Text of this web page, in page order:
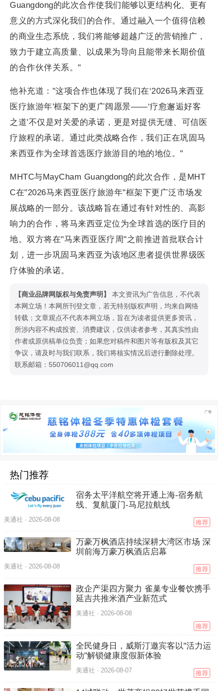
Guangdong的此次合作使我们能够以更结构化、更有
意义的方式深化我们的合作。通过融入一个值得信赖
的商业生态系统，我们将能够超越广泛的营销推广，
致力于建立高质量、以成果为导向且能带来长期价值
的合作伙伴关系。"
他补充道："这项合作也体现了我们在‘2026马来西亚
医疗旅游年'框架下的更广阔愿景——‘疗愈邂逅好客
之道'不仅是对关爱的承诺，更是对提供无缝、可信医
疗旅程的承诺。通过此类战略合作，我们正在巩固马
来西亚作为全球首选医疗旅游目的地的地位。"
MHTC与MayCham Guangdong的此次合作，是MHT
C在"2026马来西亚医疗旅游年"框架下更广泛市场发
展战略的一部分。该战略旨在通过有针对性的、高影
响力的合作，将马来西亚定位为全球首选的医疗目的
地。双方将在"马来西亚医疗周"之前推进首批联合计
划，进一步巩固马来西亚为该地区患者提供世界级医
疗体验的承诺。
【商业品牌网版权与免责声明】
本文资讯为广告信息，不代表
本网立场！本网所刊登文章，若无特别版权声明，均来自网络
转载；文章观点不代表本网立场，旨在为读者提供更多资讯，
所涉内容不构成投资、消费建议，仅供读者参考，其真实性由
作者或原供稿单位负责；如果您对稿件和图片等有版权及其它
争议，请及时与我们联系，我们将核实情况后进行删除处理。
联系邮箱：550706011@qq.com
热门推荐
宿务太平洋航空将开通上海-宿务航
线、复航厦门-马尼拉航线
美通社 · 2026-08-08 推荐
万豪万枫酒店持续深耕大湾区市场 深
圳前海万豪万枫酒店启幕
美通社 · 2026-08-08 推荐
政企产渠四方聚力 雀巢专业餐饮携手
延吉共推米酒产业新范式
美通社 ·2026-08-08
推荐
全民健身日，威斯汀邀宾客以"活力运
动"解锁健康度假新体验
美通社 ·2026-08-07 推荐